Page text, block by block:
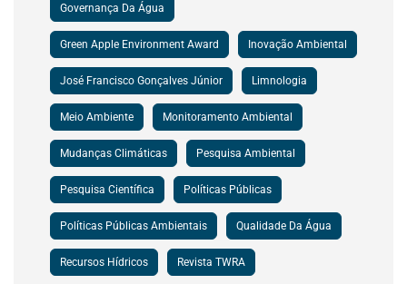
Governança Da Água
Green Apple Environment Award Inovação Ambiental
José Francisco Gonçalves Júnior Limnologia
Meio Ambiente Monitoramento Ambiental
Mudanças Climáticas Pesquisa Ambiental
Pesquisa Científica Políticas Públicas
Políticas Públicas Ambientais Qualidade Da Água
Recursos Hídricos Revista TWRA